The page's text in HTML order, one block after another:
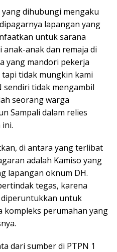
dihubungi mengaku
lapangan yang
untuk sarana
anak dan remaja di
yang mandori pekerja
tidak mungkin kami
sendiri tidak mengambil
seorang warga
Sampali dalam relies
di antara yang terlibat
adalah Kamiso yang
lapangan oknum DH.
tegas, karena
diperuntukkan untuk
kompleks perumahan yang
dari sumber di PTPN 1